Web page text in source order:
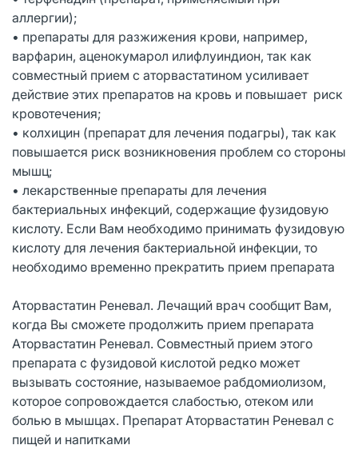
аллергии);
• препараты для разжижения крови, например,
варфарин, аценокумарол илифлуиндион, так как
совместный прием с аторвастатином усиливает
действие этих препаратов на кровь и повышает риск
кровотечения;
• колхицин (препарат для лечения подагры), так как
повышается риск возникновения проблем со стороны
мышц;
• лекарственные препараты для лечения
бактериальных инфекций, содержащие фузидовую
кислоту. Если Вам необходимо принимать фузидовую
кислоту для лечения бактериальной инфекции, то
необходимо временно прекратить прием препарата
Аторвастатин Реневал. Лечащий врач сообщит Вам,
когда Вы сможете продолжить прием препарата
Аторвастатин Реневал. Совместный прием этого
препарата с фузидовой кислотой редко может
вызывать состояние, называемое рабдомиолизом,
которое сопровождается слабостью, отеком или
болью в мышцах. Препарат Аторвастатин Реневал с
пищей и напитками